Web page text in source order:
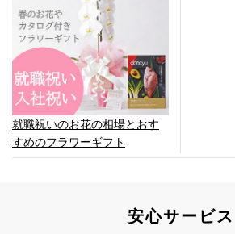
就職祝いのお花の相場とおす
すめのフラワーギフト
安心サービス